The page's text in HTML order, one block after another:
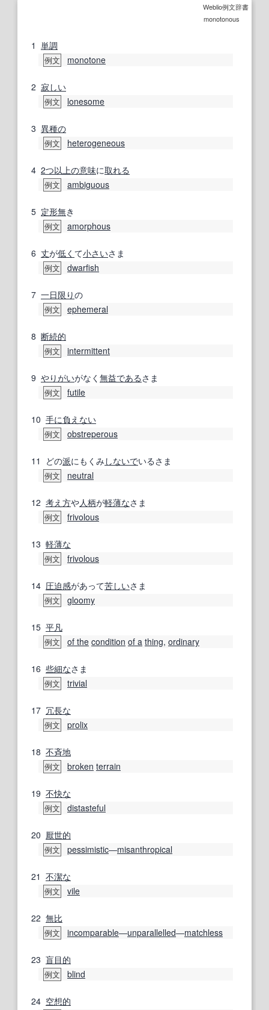
Weblio例文辞書
monotonous
1 単調
例文 monotone
2 寂しい
例文 lonesome
3 異種の
例文 heterogeneous
4 2つ以上の意味に取れる
例文 ambiguous
5 定形無き
例文 amorphous
6 丈が低く て小さいさま
例文 dwarfish
7 一日限りの
例文 ephemeral
8 断続的
例文 intermittent
9 やりがいがなく 無益であるさま
例文 futile
10 手に負えない
例文 obstreperous
11 どの派にもくみ しないでいるさま
例文 neutral
12 考え方や人柄が軽薄なさま
例文 frivolous
13 軽薄な
例文 frivolous
14 圧迫感があって苦しいさま
例文 gloomy
15 平凡
例文 of the condition of a thing, ordinary
16 些細なさま
例文 trivial
17 冗長な
例文 prolix
18 不斉地
例文 broken terrain
19 不快な
例文 distasteful
20 厭世的
例文 pessimistic―misanthropical
21 不潔な
例文 vile
22 無比
例文 incomparable―unparallelled―matchless
23 盲目的
例文 blind
24 空想的